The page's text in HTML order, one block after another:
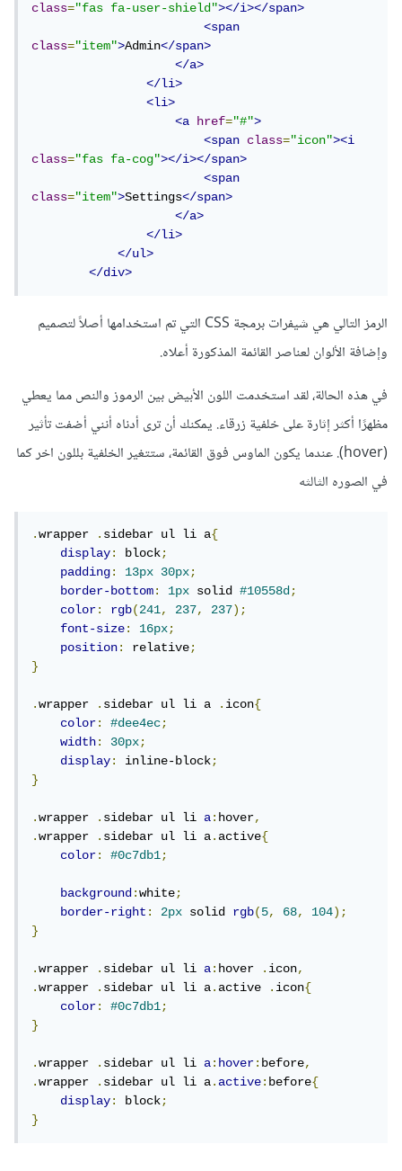
class="fas fa-user-shield"></i></span>
<span
class="item">Admin</span>
</a>
</li>
<li>
<a
href="#">
<span
class="icon"><i
class="fas fa-cog"></i></span>
<span
class="item">Settings</span>
</a>
</li>
</ul>
</div>
الرمز التالي هي شيفرات برمجة CSS التي تم استخدامها أصلاً لتصميم
وإضافة الألوان لعناصر القائمة المذكورة أعلاه.
في هذه الحالة، لقد استخدمت اللون الأبيض بين الرموز والنص مما يعطي
مظهرًا أكثر إثارة على خلفية زرقاء. يمكنك أن ترى أدناه أنني أضفت تأثير
(hover). عندما يكون الماوس فوق القائمة، ستتغير الخلفية بللون اخر كما
في الصوره الثالثه
.wrapper .sidebar ul li a{
display: block;
padding: 13px 30px;
border-bottom: 1px solid #10558d;
color: rgb(241, 237, 237);
font-size: 16px;
position: relative;
}
.wrapper .sidebar ul li a .icon{
color: #dee4ec;
width: 30px;
display: inline-block;
}
.wrapper .sidebar ul li a:hover,
.wrapper .sidebar ul li a.active{
color: #0c7db1;
background:white;
border-right: 2px solid rgb(5, 68, 104);
}
.wrapper .sidebar ul li a:hover .icon,
.wrapper .sidebar ul li a.active .icon{
color: #0c7db1;
}
.wrapper .sidebar ul li a:hover:before,
.wrapper .sidebar ul li a.active:before{
display: block;
}